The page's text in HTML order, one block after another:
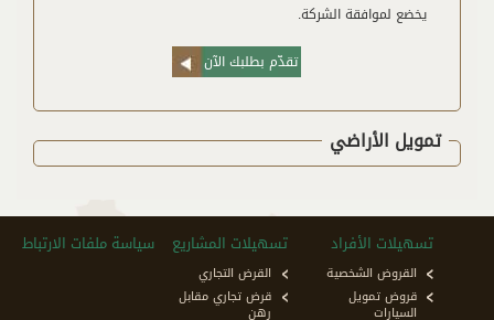
يخضع لموافقة الشركة.
تقدّم بطلبك الآن
تمويل الأراضي
تسهيلات الأفراد
القروض الشخصية
قروض تمويل
السيارات
تسهيلات المشاريع
القرض التجاري
قرض تجاري مقابل
رهن
سياسة ملفات الارتباط